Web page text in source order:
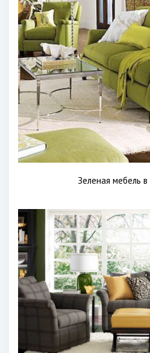
Зеленая мебель